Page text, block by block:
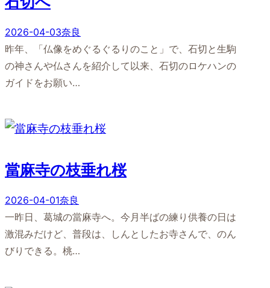
2026-04-03奈良
昨年、「仏像をめぐるぐるりのこと」で、石切と生駒
の神さんや仏さんを紹介して以来、石切のロケハンの
ガイドをお願い…
當麻寺の枝垂れ桜
2026-04-01奈良
一昨日、葛城の當麻寺へ。今月半ばの練り供養の日は
激混みだけど、普段は、しんとしたお寺さんで、のん
びりできる。桃…